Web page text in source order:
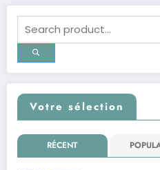
Votre sélection
RÉCENT